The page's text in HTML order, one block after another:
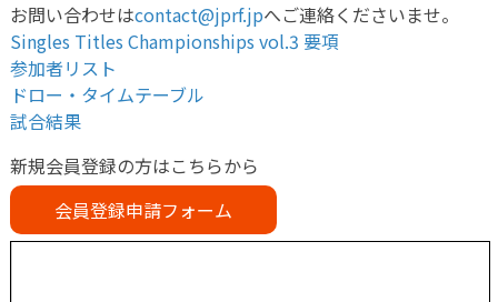
お問い合わせはcontact@jprf.jpへご連絡くださいませ。
Singles Titles Championships vol.3 要項
参加者リスト
ドロー・タイムテーブル
試合結果
新規会員登録の方はこちらから
会員登録申請フォーム